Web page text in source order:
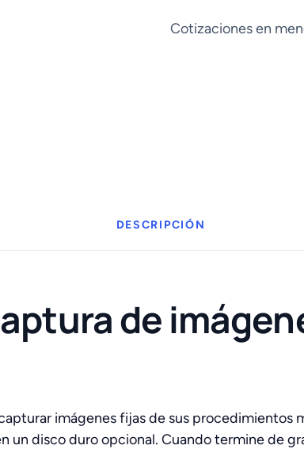
Capture
Cotizaciones en
DESCRIPCIÓN
de
imágenes fijas de sus procedimientos
un disco duro opcional. Cuando termine de